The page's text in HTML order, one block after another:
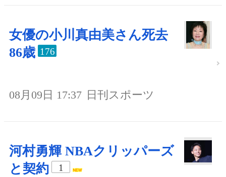
女優の小川真由美さん死去
86歳 176
08月09日 17:37 日刊スポーツ
河村勇輝 NBAクリッパーズ
と契約
1